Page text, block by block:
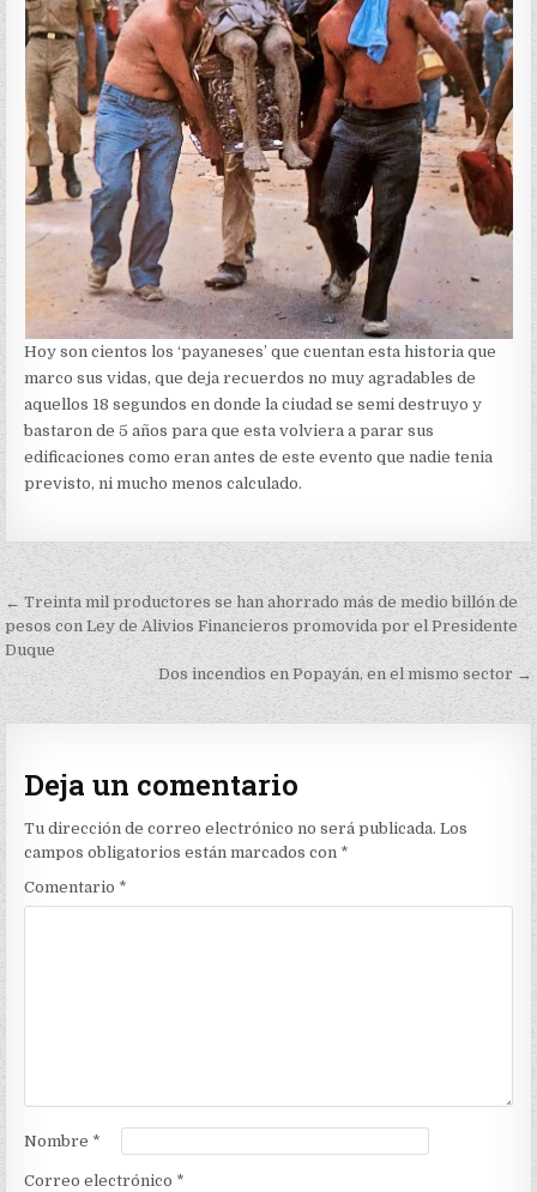
Hoy son cientos los ‘payaneses’ que cuentan esta historia que
marco sus vidas, que deja recuerdos no muy agradables de
aquellos 18 segundos en donde la ciudad se semi destruyo y
bastaron de 5 años para que esta volviera a parar sus
edificaciones como eran antes de este evento que nadie tenia
previsto, ni mucho menos calculado.
Navegación
de
entradas
← Treinta mil productores se han ahorrado más de medio billón de
pesos con Ley de Alivios Financieros promovida por el Presidente
Duque
Dos incendios en Popayán, en el mismo sector →
Deja un comentario
Tu dirección de correo electrónico no será publicada. Los
campos obligatorios están marcados con *
Comentario *
Nombre *
Correo electrónico *